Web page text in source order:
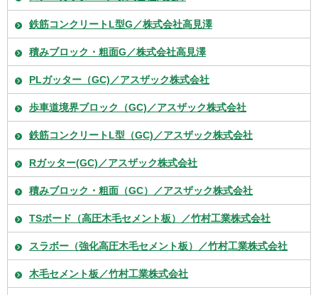
鉄筋コンクリートL型G／株式会社高見澤
積みブロック・粗面G／株式会社高見澤
PLガッター（GC)／アスザック株式会社
歩車道境界ブロック（GC)／アスザック株式会社
鉄筋コンクリートL型（GC)／アスザック株式会社
Rガッター(GC)／アスザック株式会社
積みブロック・粗面（GC）／アスザック株式会社
TSボード（高圧木毛セメント板）／竹村工業株式会社
スラボー（強化高圧木毛セメント板）／竹村工業株式会社
木毛セメント板／竹村工業株式会社